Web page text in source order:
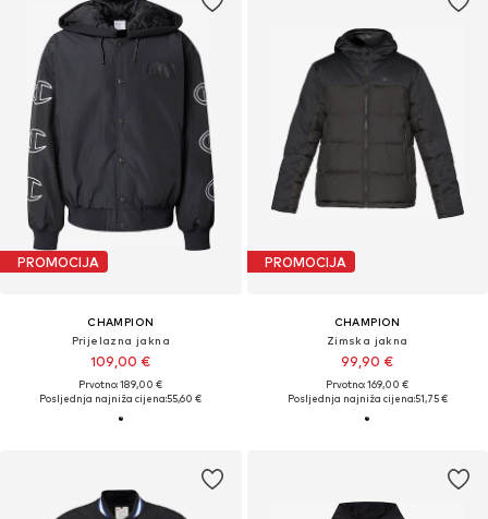
PROMOCIJA
CHAMPION
Prijelazna jakna
109,00 €
Prvotno: 189,00 €
Posljednja najniža cijena:55,60 €
PROMOCIJA
CHAMPION
Zimska jakna
99,90 €
Prvotno: 169,00 €
Posljednja najniža cijena:51,75 €